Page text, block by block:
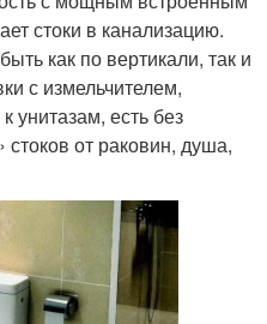
стоки в канализацию.
как по вертикали, так и
с измельчителем,
унитазам, есть без
от раковин, душа,